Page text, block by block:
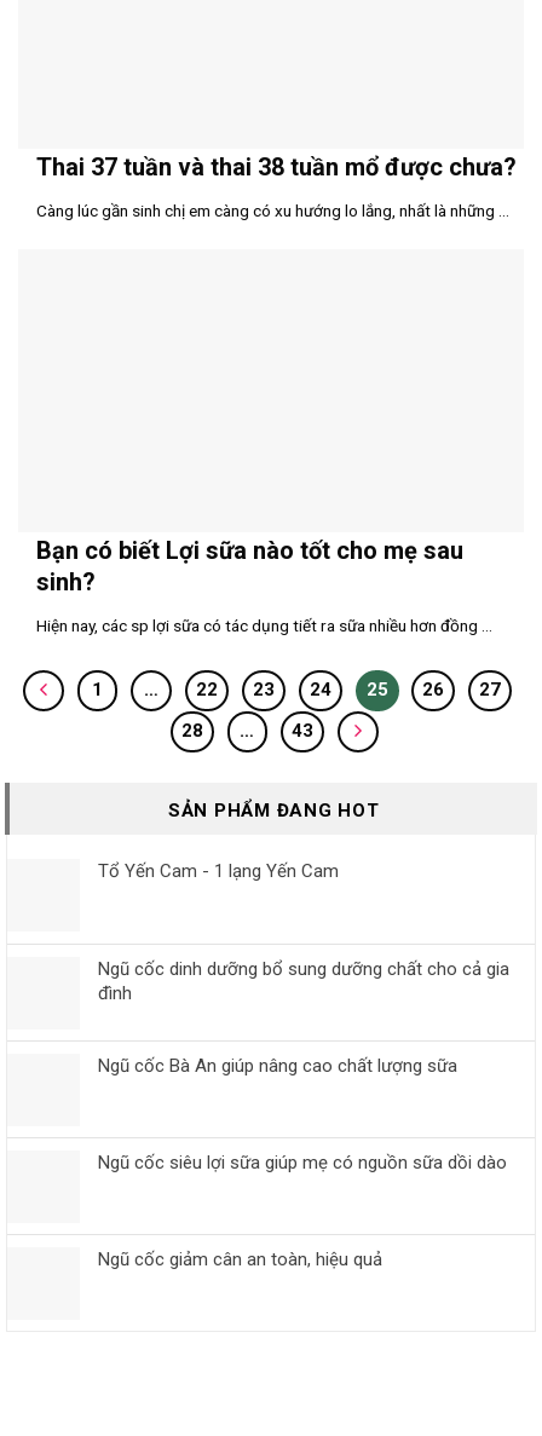
Thai 37 tuần và thai 38 tuần mổ được chưa?
Càng lúc gần sinh chị em càng có xu hướng lo lắng, nhất là những ...
Bạn có biết Lợi sữa nào tốt cho mẹ sau
sinh?
Hiện nay, các sp lợi sữa có tác dụng tiết ra sữa nhiều hơn đồng ...
1 … 22 23 24 25 26
27
28
… 43
SẢN PHẨM ĐANG HOT
Tổ Yến Cam - 1 lạng Yến Cam
Ngũ cốc dinh dưỡng bổ sung dưỡng chất cho cả gia
đình
Ngũ cốc Bà An giúp nâng cao chất lượng sữa
Ngũ cốc siêu lợi sữa giúp mẹ có nguồn sữa dồi dào
Ngũ cốc giảm cân an toàn, hiệu quả